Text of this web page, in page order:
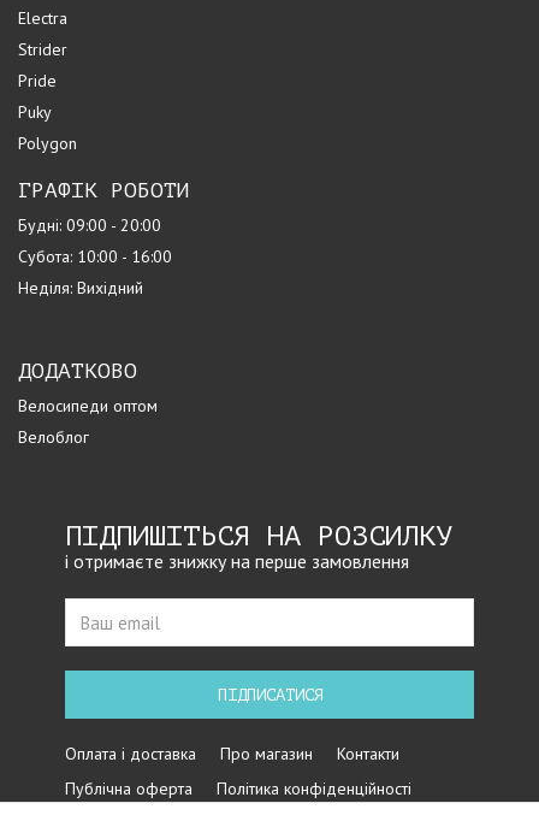
Electra
Strider
Pride
Puky
Polygon
ГРАФІК РОБОТИ
Будні: 09:00 - 20:00
Субота: 10:00 - 16:00
Неділя: Вихідний
ДОДАТКОВО
Велосипеди оптом
Велоблог
ПІДПИШІТЬСЯ НА РОЗСИЛКУ
і отримаєте знижку на перше замовлення
ПІДПИСАТИСЯ
Оплата і доставка Про магазин
Контакти
Публічна оферта
Політика конфіденційності